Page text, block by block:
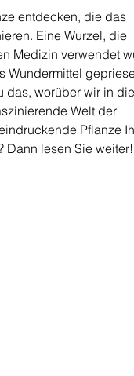
entdecken, die das
Eine Wurzel, die
Medizin verwendet
Wundermittel
das, worüber wir in
Welt der
Pflanze
Dann lesen Sie weiter!